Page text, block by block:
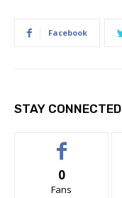
Facebook
STAY CONNECTED
0
Fans